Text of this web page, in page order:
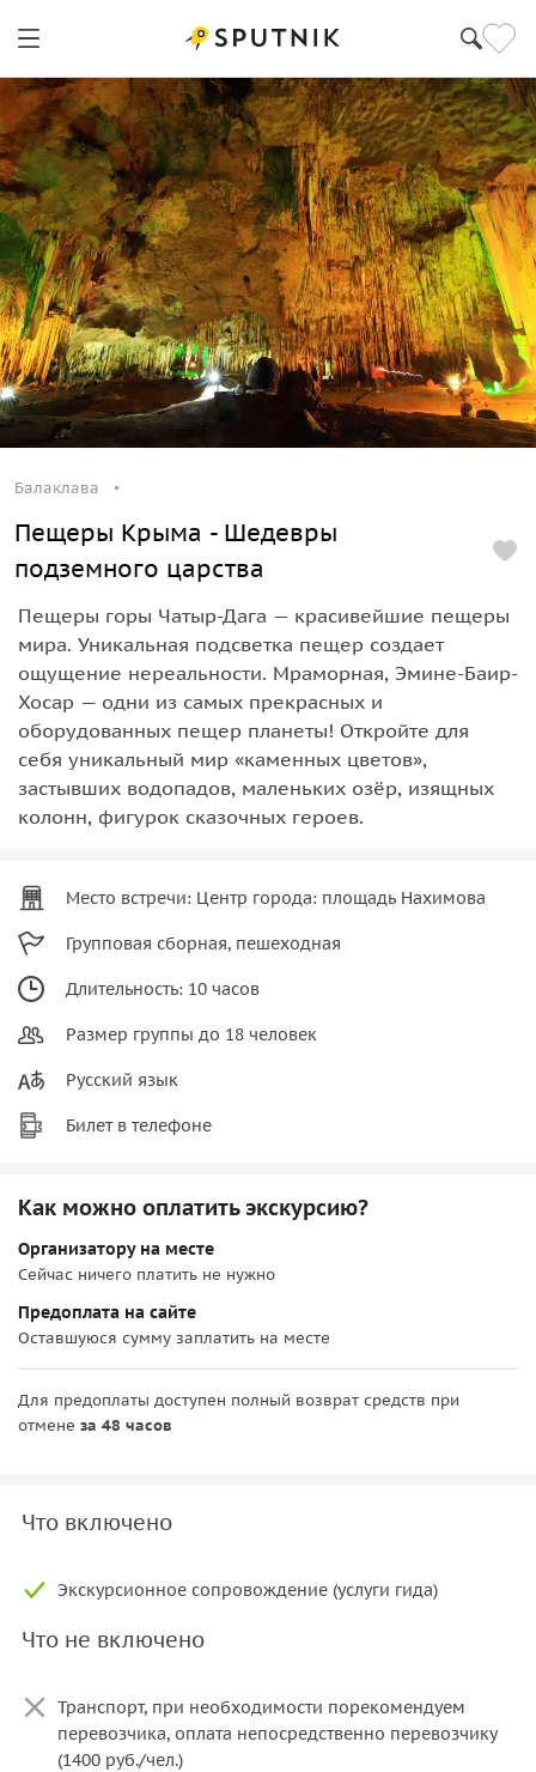
Балаклава
Пещеры Крыма - Шедевры
подземного царства
Пещеры горы Чатыр-Дага — красивейшие пещеры
мира. Уникальная подсветка пещер создает
ощущение нереальности. Мраморная, Эмине-Баир-
Хосар — одни из самых прекрасных и
оборудованных пещер планеты! Откройте для
себя уникальный мир «каменных цветов»,
застывших водопадов, маленьких озёр, изящных
колонн, фигурок сказочных героев.
Место встречи: Центр города: площадь Нахимова
Групповая сборная, пешеходная
Длительность: 10 часов
Размер группы до 18 человек
Русский язык
Билет в телефоне
Как можно оплатить экскурсию?
Организатору на месте
Сейчас ничего платить не нужно
Предоплата на сайте
Оставшуюся сумму заплатить на месте
Для предоплаты доступен полный возврат средств при
отмене за 48 часов
Что включено
Экскурсионное сопровождение (услуги гида)
Что не включено
Транспорт, при необходимости порекомендуем
перевозчика, оплата непосредственно перевозчику
(1400 руб./чел.)